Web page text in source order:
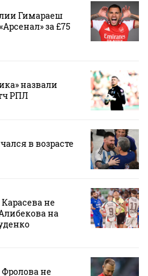
Гимараеш
за £75
назвали
РПЛ
в возрасте
не
на
не